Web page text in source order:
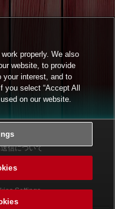
約
信について
Settings
properly. We also
website, to provide
your interest, and to
select “Accept All
on our website.